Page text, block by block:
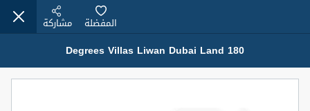
180 Degrees Villas Liwan Dubai Land
المفضلة مشاركة